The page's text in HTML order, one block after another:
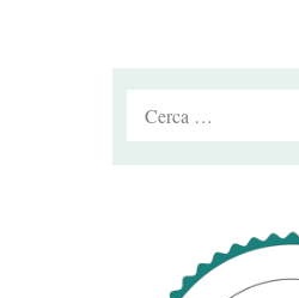
Ricerca
per: